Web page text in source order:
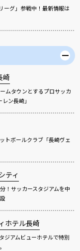
ーグ」参戦中！最新情報は
崎
ムタウンとするプロサッカ
ン長崎」
トボールクラブ「長崎ヴェ
ティ
！サッカースタジアムを中
ホテル長崎
ジアムビューホテルで特別